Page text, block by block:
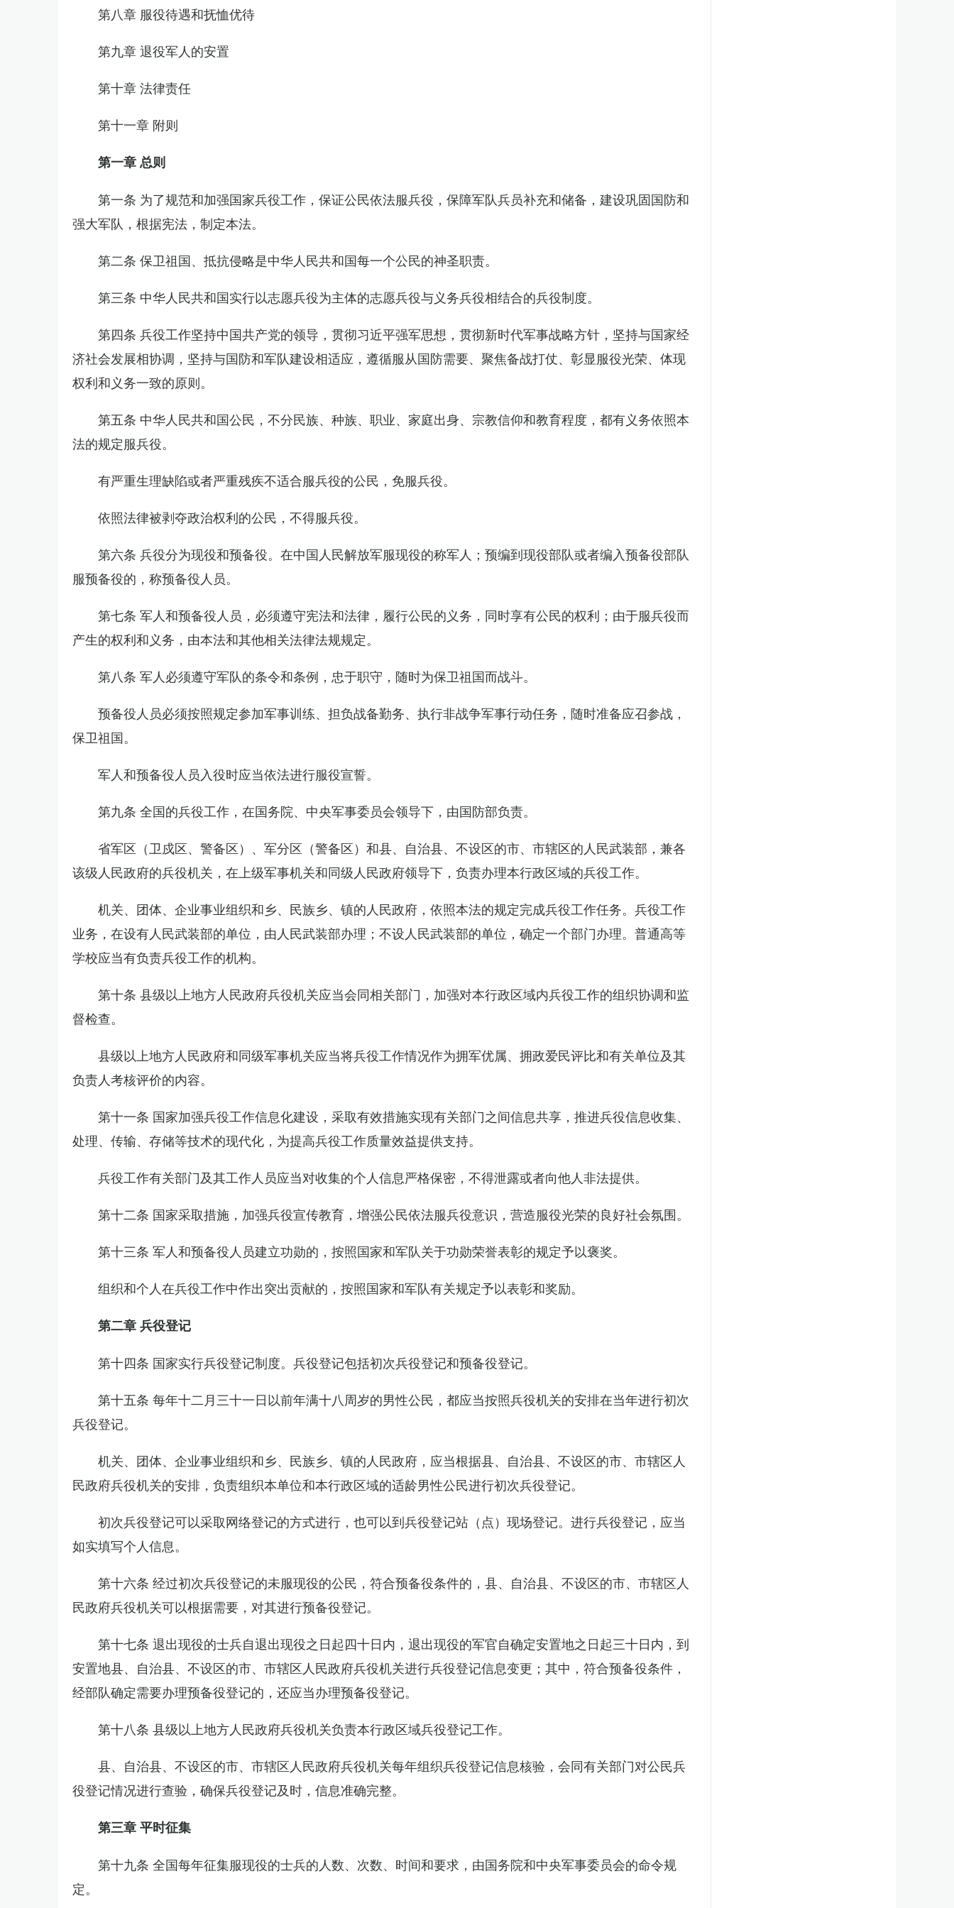
第八章 服役待遇和抚恤优待
第九章 退役军人的安置
第十章 法律责任
第十一章 附则
第一章 总则
第一条 为了规范和加强国家兵役工作，保证公民依法服兵役，保障军队兵员补充和储备，建设巩固国防和
强大军队，根据宪法，制定本法。
第二条 保卫祖国、抵抗侵略是中华人民共和国每一个公民的神圣职责。
第三条 中华人民共和国实行以志愿兵役为主体的志愿兵役与义务兵役相结合的兵役制度。
第四条 兵役工作坚持中国共产党的领导，贯彻习近平强军思想，贯彻新时代军事战略方针，坚持与国家经
济社会发展相协调，坚持与国防和军队建设相适应，遵循服从国防需要、聚焦备战打仗、彰显服役光荣、体现
权利和义务一致的原则。
第五条 中华人民共和国公民，不分民族、种族、职业、家庭出身、宗教信仰和教育程度，都有义务依照本
法的规定服兵役。
有严重生理缺陷或者严重残疾不适合服兵役的公民，免服兵役。
依照法律被剥夺政治权利的公民，不得服兵役。
第六条 兵役分为现役和预备役。在中国人民解放军服现役的称军人；预编到现役部队或者编入预备役部队
服预备役的，称预备役人员。
第七条 军人和预备役人员，必须遵守宪法和法律，履行公民的义务，同时享有公民的权利；由于服兵役而
产生的权利和义务，由本法和其他相关法律法规规定。
第八条 军人必须遵守军队的条令和条例，忠于职守，随时为保卫祖国而战斗。
预备役人员必须按照规定参加军事训练、担负战备勤务、执行非战争军事行动任务，随时准备应召参战，
保卫祖国。
军人和预备役人员入役时应当依法进行服役宣誓。
第九条 全国的兵役工作，在国务院、中央军事委员会领导下，由国防部负责。
省军区（卫戍区、警备区）、军分区（警备区）和县、自治县、不设区的市、市辖区的人民武装部，兼各
该级人民政府的兵役机关，在上级军事机关和同级人民政府领导下，负责办理本行政区域的兵役工作。
机关、团体、企业事业组织和乡、民族乡、镇的人民政府，依照本法的规定完成兵役工作任务。兵役工作
业务，在设有人民武装部的单位，由人民武装部办理；不设人民武装部的单位，确定一个部门办理。普通高等
学校应当有负责兵役工作的机构。
第十条 县级以上地方人民政府兵役机关应当会同相关部门，加强对本行政区域内兵役工作的组织协调和监
督检查。
县级以上地方人民政府和同级军事机关应当将兵役工作情况作为拥军优属、拥政爱民评比和有关单位及其
负责人考核评价的内容。
第十一条 国家加强兵役工作信息化建设，采取有效措施实现有关部门之间信息共享，推进兵役信息收集、
处理、传输、存储等技术的现代化，为提高兵役工作质量效益提供支持。
兵役工作有关部门及其工作人员应当对收集的个人信息严格保密，不得泄露或者向他人非法提供。
第十二条 国家采取措施，加强兵役宣传教育，增强公民依法服兵役意识，营造服役光荣的良好社会氛围。
第十三条 军人和预备役人员建立功勋的，按照国家和军队关于功勋荣誉表彰的规定予以褒奖。
组织和个人在兵役工作中作出突出贡献的，按照国家和军队有关规定予以表彰和奖励。
第二章 兵役登记
第十四条 国家实行兵役登记制度。兵役登记包括初次兵役登记和预备役登记。
第十五条 每年十二月三十一日以前年满十八周岁的男性公民，都应当按照兵役机关的安排在当年进行初次
兵役登记。
机关、团体、企业事业组织和乡、民族乡、镇的人民政府，应当根据县、自治县、不设区的市、市辖区人
民政府兵役机关的安排，负责组织本单位和本行政区域的适龄男性公民进行初次兵役登记。
初次兵役登记可以采取网络登记的方式进行，也可以到兵役登记站（点）现场登记。进行兵役登记，应当
如实填写个人信息。
第十六条 经过初次兵役登记的未服现役的公民，符合预备役条件的，县、自治县、不设区的市、市辖区人
民政府兵役机关可以根据需要，对其进行预备役登记。
第十七条 退出现役的士兵自退出现役之日起四十日内，退出现役的军官自确定安置地之日起三十日内，到
安置地县、自治县、不设区的市、市辖区人民政府兵役机关进行兵役登记信息变更；其中，符合预备役条件，
经部队确定需要办理预备役登记的，还应当办理预备役登记。
第十八条 县级以上地方人民政府兵役机关负责本行政区域兵役登记工作。
县、自治县、不设区的市、市辖区人民政府兵役机关每年组织兵役登记信息核验，会同有关部门对公民兵
役登记情况进行查验，确保兵役登记及时，信息准确完整。
第三章 平时征集
第十九条 全国每年征集服现役的士兵的人数、次数、时间和要求，由国务院和中央军事委员会的命令规
定。